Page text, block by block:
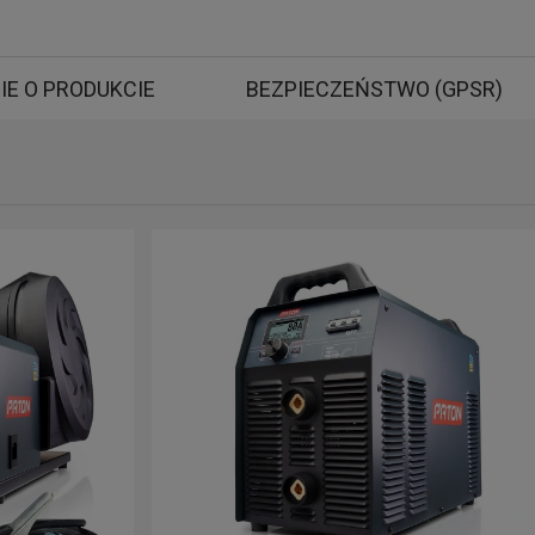
O PRODUKCIE BEZPIECZEŃSTWO (GPSR)